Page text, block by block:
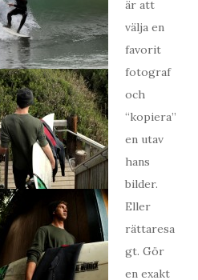
är att
välja en
favorit
fotograf
och
“kopiera”
en utav
hans
bilder.
Eller
rättaresa
gt. Gör
en exakt